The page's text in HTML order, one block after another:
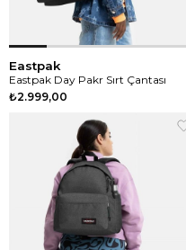
Eastpak
Eastpak Day Pakr Sırt Çantası
₺2.999,00